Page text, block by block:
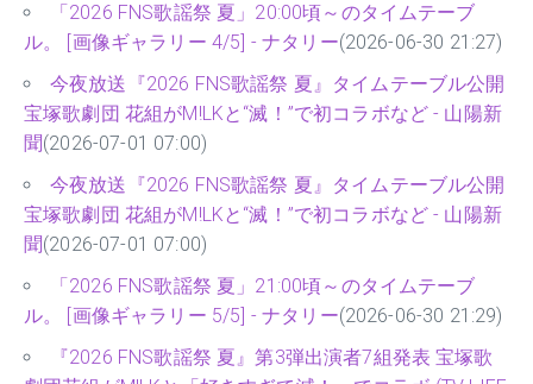
「2026 FNS歌謡祭 夏」20:00頃～のタイムテーブ
ル。 [画像ギャラリー 4/5] - ナタリー(2026-06-30 21:27)
今夜放送『2026 FNS歌謡祭 夏』タイムテーブル公開
宝塚歌劇団 花組がM!LKと“滅！”で初コラボなど - 山陽新
聞(2026-07-01 07:00)
今夜放送『2026 FNS歌謡祭 夏』タイムテーブル公開
宝塚歌劇団 花組がM!LKと“滅！”で初コラボなど - 山陽新
聞(2026-07-01 07:00)
「2026 FNS歌謡祭 夏」21:00頃～のタイムテーブ
ル。 [画像ギャラリー 5/5] - ナタリー(2026-06-30 21:29)
『2026 FNS歌謡祭 夏』第3弾出演者7組発表 宝塚歌